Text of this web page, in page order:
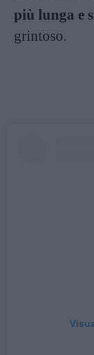
più lunga e
grintoso.